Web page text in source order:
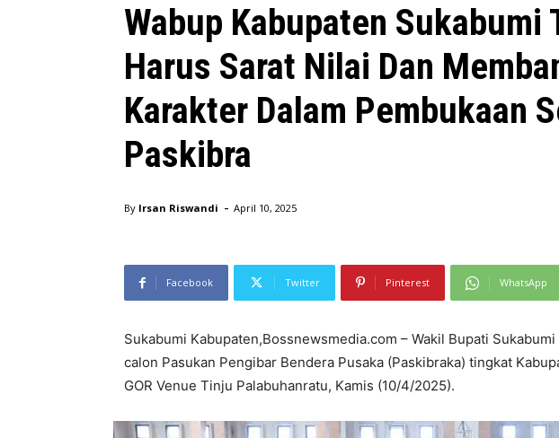
Wabup Kabupaten Sukabumi
Harus Sarat Nilai Dan
Karakter Dalam Pembukaan
Paskibra
By Irsan Riswandi - April 10, 2025
Facebook Twitter Pinterest WhatsApp
Sukabumi Kabupaten,Bossnewsmedia.com – Wakil Bupati
calon Pasukan Pengibar Bendera Pusaka (Paskibraka) tingkat
GOR Venue Tinju Palabuhanratu, Kamis (10/4/2025).